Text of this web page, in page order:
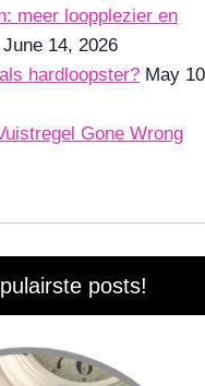
meer loopplezier en
June 14, 2026
hardloopster? May
Gone Wrong
posts!